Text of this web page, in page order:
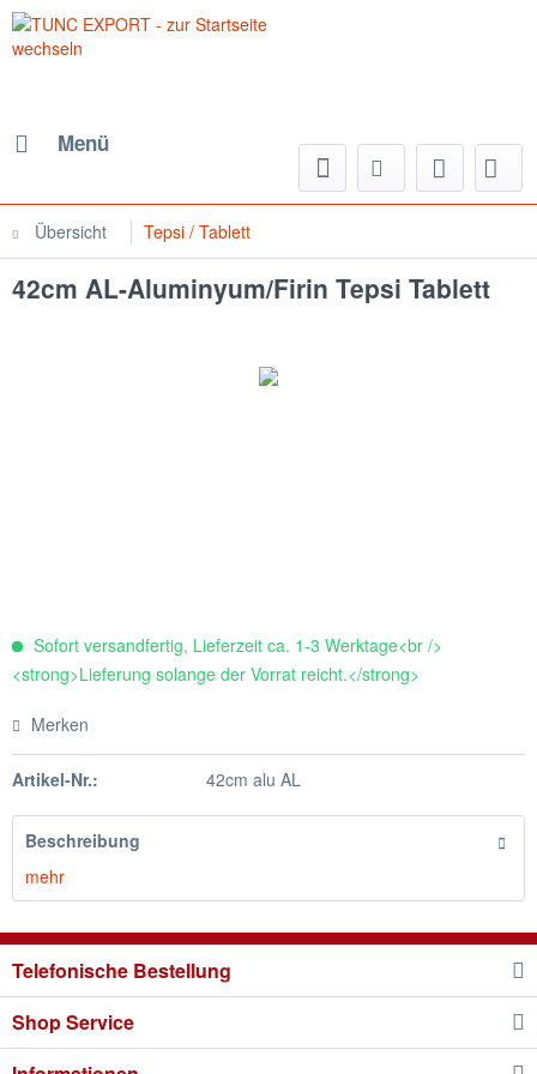
Menü
Übersicht Tepsi / Tablett
42cm AL-Aluminyum/Firin Tepsi Tablett
Sofort versandfertig, Lieferzeit ca. 1-3 Werktage<br />
<strong>Lieferung solange der Vorrat reicht.</strong>
Merken
Artikel-Nr.: 42cm alu AL
Beschreibung
mehr
Telefonische Bestellung
Shop Service